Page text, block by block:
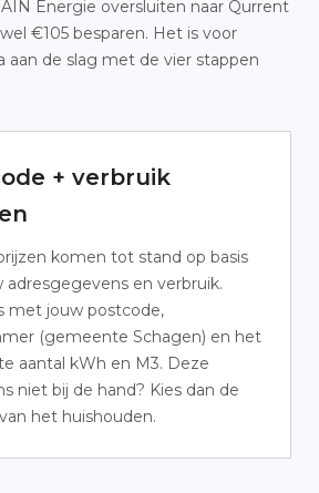
Energie oversluiten naar Qurrent
€105 besparen. Het is voor
aan de slag met de vier stappen
+ verbruik
komen tot stand op basis
adresgegevens en verbruik.
met jouw postcode,
(gemeente Schagen) en het
aantal kWh en M3. Deze
niet bij de hand? Kies dan de
het huishouden.